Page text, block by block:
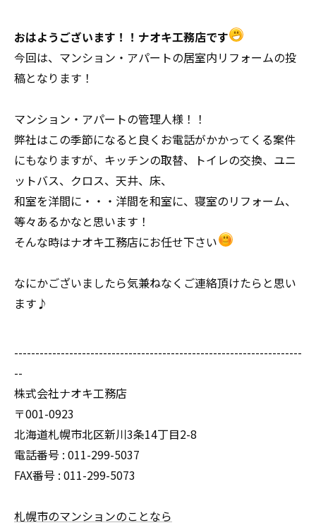
おはようございます！！ナオキ工務店です
今回は、マンション・アパートの居室内リフォームの投
稿となります！
マンション・アパートの管理人様！！
弊社はこの季節になると良くお電話がかかってくる案件
にもなりますが、キッチンの取替、トイレの交換、ユニ
ットバス、クロス、天井、床、
和室を洋間に・・・洋間を和室に、寝室のリフォーム、
等々あるかなと思います！
そんな時はナオキ工務店にお任せ下さい
なにかございましたら気兼ねなくご連絡頂けたらと思い
ます♪
--------------------------------------------------------------------
--
株式会社ナオキ工務店
〒001-0923
北海道札幌市北区新川3条14丁目2-8
電話番号 : 011-299-5037
FAX番号 : 011-299-5073
札幌市のマンションのことなら